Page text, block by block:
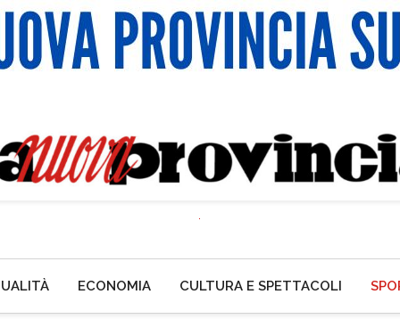
ECONOMIA CULTURA E SPETTACOLI